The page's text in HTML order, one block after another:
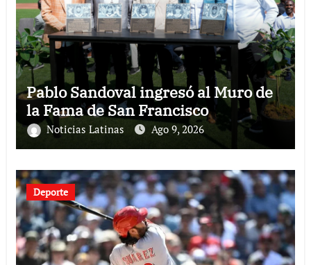
Pablo Sandoval ingresó al Muro de
la Fama de San Francisco
Noticias Latinas Ago 9, 2026
Deporte